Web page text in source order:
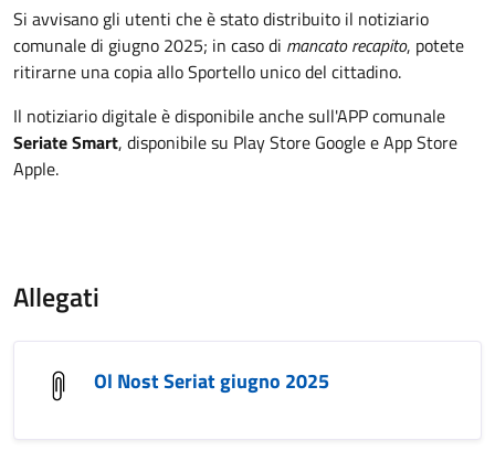
Si avvisano gli utenti che è stato distribuito il notiziario
comunale di giugno 2025; in caso di mancato recapito, potete
ritirarne una copia allo Sportello unico del cittadino.
Il notiziario digitale è disponibile anche sull'APP comunale
Seriate Smart, disponibile su Play Store Google e App Store
Apple.
Allegati
Ol Nost Seriat giugno 2025